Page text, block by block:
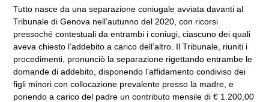
Tutto nasce da una separazione coniugale avviata davanti al
Tribunale di Genova nell’autunno del 2020, con ricorsi
pressoché contestuali da entrambi i coniugi, ciascuno dei quali
aveva chiesto l’addebito a carico dell’altro. Il Tribunale, riuniti i
procedimenti, pronunciò la separazione rigettando entrambe le
domande di addebito, disponendo l’affidamento condiviso dei
figli minori con collocazione prevalente presso la madre, e
ponendo a carico del padre un contributo mensile di € 1.200,00